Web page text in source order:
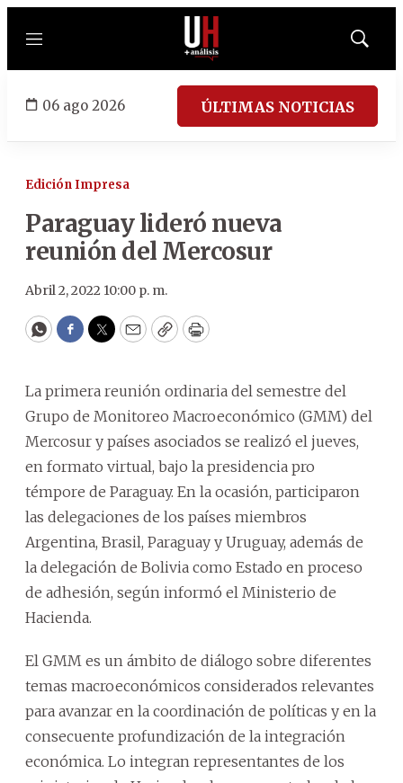
Menú
Mostrar
06 ago 2026 ÚLTIMAS NOTICIAS
Edición Impresa
Paraguay lideró nueva
reunión del Mercosur
Abril 2, 2022 10:00 p. m.
WhatsApp
Facebook
Twitter
EmailCopyPrint
La primera reunión ordinaria del semestre del
Grupo de Monitoreo Macroeconómico (GMM) del
Mercosur y países asociados se realizó el jueves,
en formato virtual, bajo la presidencia pro
témpore de Paraguay. En la ocasión, participaron
las delegaciones de los países miembros
Argentina, Brasil, Paraguay y Uruguay, además de
la delegación de Bolivia como Estado en proceso
de adhesión, según informó el Ministerio de
Hacienda.
El GMM es un ámbito de diálogo sobre diferentes
temas macroeconómicos considerados relevantes
para avanzar en la coordinación de políticas y en la
consecuente profundización de la integración
económica. Lo integran representantes de los